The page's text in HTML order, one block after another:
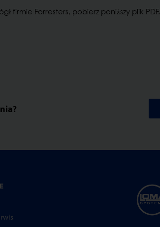
firmie Forresters, pobierz poniższy plik PDF.